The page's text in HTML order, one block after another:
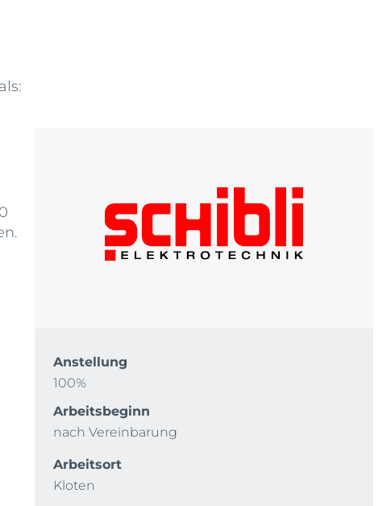
als:
Anstellung
100%
Arbeitsbeginn
nach Vereinbarung
Arbeitsort
Kloten